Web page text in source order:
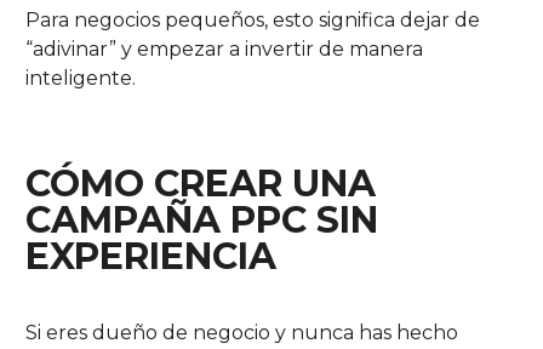
Para negocios pequeños, esto significa dejar de
“adivinar” y empezar a invertir de manera
inteligente.
CÓMO CREAR UNA
CAMPAÑA PPC SIN
EXPERIENCIA
Si eres dueño de negocio y nunca has hecho